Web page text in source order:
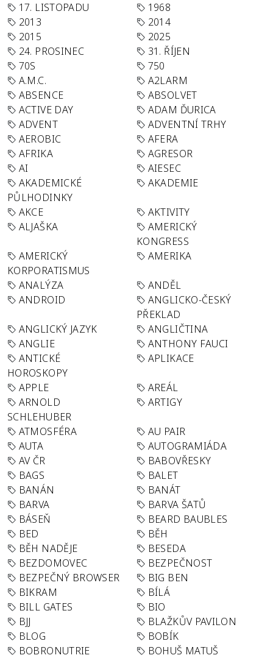
17. LISTOPADU
1968
2013
2014
2015
2025
24. PROSINEC
31. ŘÍJEN
70S
750
A.M.C.
A2LARM
ABSENCE
ABSOLVET
ACTIVE DAY
ADAM ĎURICA
ADVENT
ADVENTNÍ TRHY
AEROBIC
AFERA
AFRIKA
AGRESOR
AI
AIESEC
AKADEMICKÉ
PŮLHODINKY
AKADEMIE
AKCE
AKTIVITY
ALJAŠKA
AMERICKÝ
KONGRESS
AMERICKÝ
KORPORATISMUS
AMERIKA
ANALÝZA
ANDĚL
ANDROID
ANGLICKO-ČESKÝ
PŘEKLAD
ANGLICKÝ JAZYK
ANGLIČTINA
ANGLIE
ANTHONY FAUCI
ANTICKÉ
HOROSKOPY
APLIKACE
APPLE
AREÁL
ARNOLD
SCHLEHUBER
ARTIGY
ATMOSFÉRA
AU PAIR
AUTA
AUTOGRAMIÁDA
AV ČR
BABOVŘESKY
BAGS
BALET
BANÁN
BANÁT
BARVA
BARVA ŠATŮ
BÁSEŇ
BEARD BAUBLES
BED
BĚH
BĚH NADĚJE
BESEDA
BEZDOMOVEC
BEZPEČNOST
BEZPEČNÝ BROWSER
BIG BEN
BIKRAM
BÍLÁ
BILL GATES
BIO
BJJ
BLAŽKŮV PAVILON
BLOG
BOBÍK
BOBRONUTRIE
BOHUŠ MATUŠ